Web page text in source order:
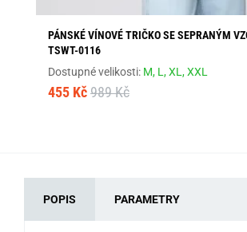
PÁNSKÉ VÍNOVÉ TRIČKO SE SEPRANÝM
TSWT-0116
Dostupné velikosti: M, L,XL,XXL
455 Kč 989 Kč
POPIS PARAMETRY